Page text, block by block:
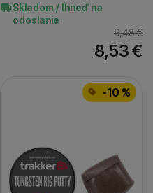
Skladom / Ihneď na
odoslanie
9,48€
8,53€
-10 %